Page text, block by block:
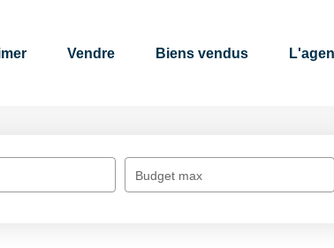
Vendre Biens vendus
Budget max